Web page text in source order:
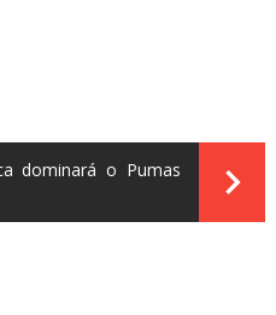
dominará o Pumas